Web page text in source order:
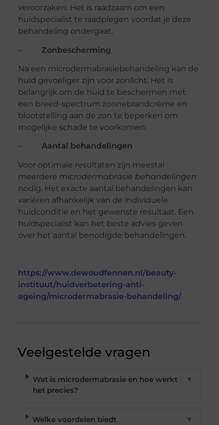
veroorzaken. Het is raadzaam om een
huidspecialist te raadplegen voordat je deze
behandeling ondergaat.
– Zonbescherming
Na een microdermabrasiebehandeling kan de
huid gevoeliger zijn voor zonlicht. Het is
belangrijk om de huid te beschermen met
een breed-spectrum zonnebrandcrème en
blootstelling aan de zon te beperken om
mogelijke schade te voorkomen.
– Aantal behandelingen
Voor optimale resultaten zijn meestal
meerdere microdermabrasie behandelingen
nodig. Het exacte aantal behandelingen kan
variëren afhankelijk van de individuele
huidconditie en het gewenste resultaat. Een
huidspecialist kan het beste advies geven
over het aantal benodigde behandelingen.
https://www.dewoudfennen.nl/beauty-
instituut/huidverbetering-anti-
ageing/microdermabrasie-behandeling/
Veelgestelde vragen
Wat is microdermabrasie en hoe werkt
het precies?
▼
Welke voordelen biedt
▼